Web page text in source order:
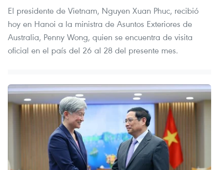
El presidente de Vietnam, Nguyen Xuan Phuc, recibió
hoy en Hanoi a la ministra de Asuntos Exteriores de
Australia, Penny Wong, quien se encuentra de visita
oficial en el país del 26 al 28 del presente mes.